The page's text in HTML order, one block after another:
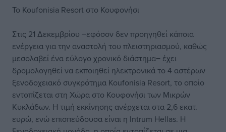
Το Koufonisia Resort στο Κουφονήσι
Στις 21 Δεκεμβρίου ‒εφόσον δεν προηγηθεί κάποια
ενέργεια για την αναστολή του πλειστηριασμού, καθώς
μεσολαβεί ένα εύλογο χρονικό διάστημα‒ έχει
δρομολογηθεί να εκποιηθεί ηλεκτρονικά το 4 αστέρων
ξενοδοχειακό συγκρότημα Koufonisia Resort, το οποίο
εντοπίζεται στη Χώρα στο Κουφονήσι των Μικρών
Κυκλάδων. Η τιμή εκκίνησης ανέρχεται στα 2,6 εκατ.
ευρώ, ενώ επισπεύδουσα είναι η Intrum Hellas. Η